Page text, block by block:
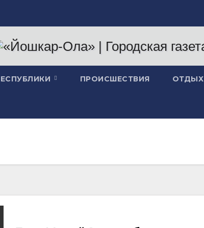
ПРОИСШЕСТВИЯ ОТДЫХ